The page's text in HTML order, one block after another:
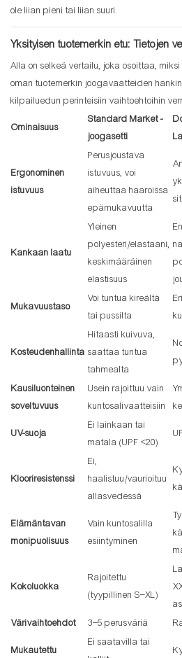
ole liian pieni tai liian suuri.
Yksityisen tuotemerkin etu: Tietojen
Alla on selkeä vertailu, joka osoittaa,
oman tuotemerkin joogavaatteiden
kilpailuedun perinteisiin vaihtoehtoihin
Ominaisuus
Standard Market -
joogasetti
Ergonominen
istuvuus
Perusjoustava
istuvuus, voi
aiheuttaa haaroissa
epämukavuutta
Kankaan laatu
Yleinen
polyesteri/elastaani,
keskimääräinen
elastisuus
Mukavuustaso
Voi tuntua kireältä
tai pussilta
Kosteudenhallinta
Hitaasti kuivuva,
saattaa tuntua
tahmealta
Kausiluonteinen
soveltuvuus
Usein rajoittuu vain
kuntosalivaatteisiin
UV-suoja
Ei lainkaan tai
matala (UPF <20)
Klooriresistenssi
Ei,
haalistuu/vaurioituu
allasvedessä
Elämäntavan
monipuolisuus
Vain kuntosalilla
esiintyminen
Kokoluokka
Rajoitettu
(tyypillinen S–XL)
Värivaihtoehdot
3–5 perusväriä
Mukautettu
Ei saatavilla tai